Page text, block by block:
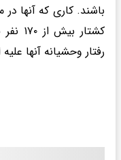
باشند. کاری که آنها
رفتار وحشیانه آنها